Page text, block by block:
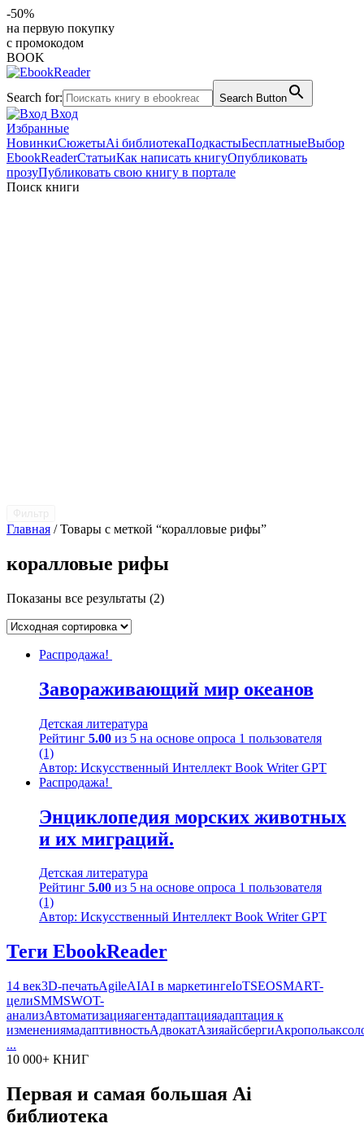
-50%
на первую покупку
с промокодом
BOOK
Search for: Search Button
Вход
Избранные
НовинкиСюжетыAi библиотекаПодкастыБесплатныеВыбор
EbookReaderСтатьиКак написать книгуОпубликовать
прозуПубликовать свою книгу в портале
Поиск книги
Главная / Товары с меткой “коралловые рифы”
коралловые рифы
Показаны все результаты (2)
Распродажа!
Завораживающий мир океанов
Детская литература
Рейтинг 5.00 из 5 на основе опроса 1 пользователя
(1)
Автор: Искусственный Интеллект Book Writer GPT
Распродажа!
Энциклопедия морских животных
и их миграций.
Детская литература
Рейтинг 5.00 из 5 на основе опроса 1 пользователя
(1)
Автор: Искусственный Интеллект Book Writer GPT
Теги EbookReader
14 век3D-печатьAgileAIAI в маркетингеIoTSEOSMART-
целиSMMSWOT-
анализАвтоматизацияагентадаптацияадаптация к
изменениямадаптивностьАдвокатАзияайсбергиАкрополь
...
10 000+ КНИГ
Первая и самая большая Ai
библиотека